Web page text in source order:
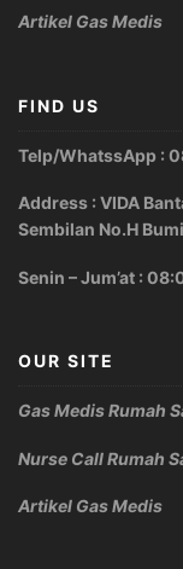
Artikel Gas Medis
FIND US
Telp/WhatssApp :
Address : VIDA
Sembilan No.H
Senin – Jum’at :
OUR SITE
Gas Medis Rumah
Nurse Call Rumah
Artikel Gas Medis